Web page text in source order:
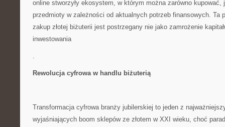
online stworzyły ekosystem, w którym można zarówno kupować,
przedmioty w zależności od aktualnych potrzeb finansowych. Ta
zakup złotej biżuterii jest postrzegany nie jako zamrożenie
inwestowania
.
Rewolucja cyfrowa w handlu biżuterią
Transformacja cyfrowa branży jubilerskiej to jeden z
wyjaśniających boom sklepów ze złotem w XXI wieku, choć